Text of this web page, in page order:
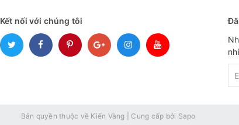
Kết nối với chúng tôi
Bản quyền thuộc về Kiến Vàng Cung cấp bởi Sapo